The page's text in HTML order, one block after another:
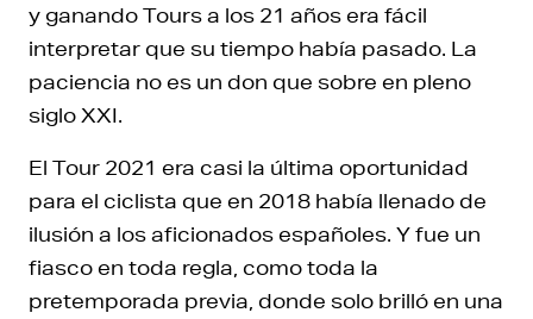
y ganando Tours a los 21 años era fácil
interpretar que su tiempo había pasado. La
paciencia no es un don que sobre en pleno
siglo XXI.
El Tour 2021 era casi la última oportunidad
para el ciclista que en 2018 había llenado de
ilusión a los aficionados españoles. Y fue un
fiasco en toda regla, como toda la
pretemporada previa, donde solo brilló en una